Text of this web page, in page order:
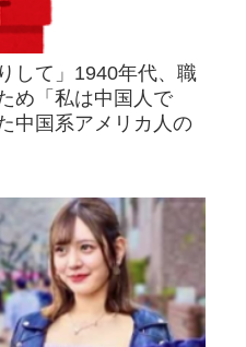
して」1940年代、職
め「私は中国人で
中国系アメリカ人の